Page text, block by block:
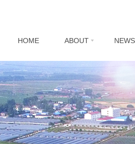
HOME ABOUT NEWS